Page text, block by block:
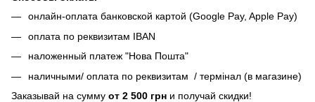
онлайн-оплата банковской картой (Google Pay, Apple Pay)
оплата по реквизитам IBAN
наложенный платеж "Нова Пошта"
наличными/ оплата по реквизитам / термінал (в магазине)
Заказывай на сумму от 2 500 грн и получай скидки!